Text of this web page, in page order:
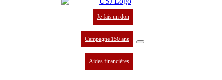
Je fais un don
Campagne 150 ans
Aides financières